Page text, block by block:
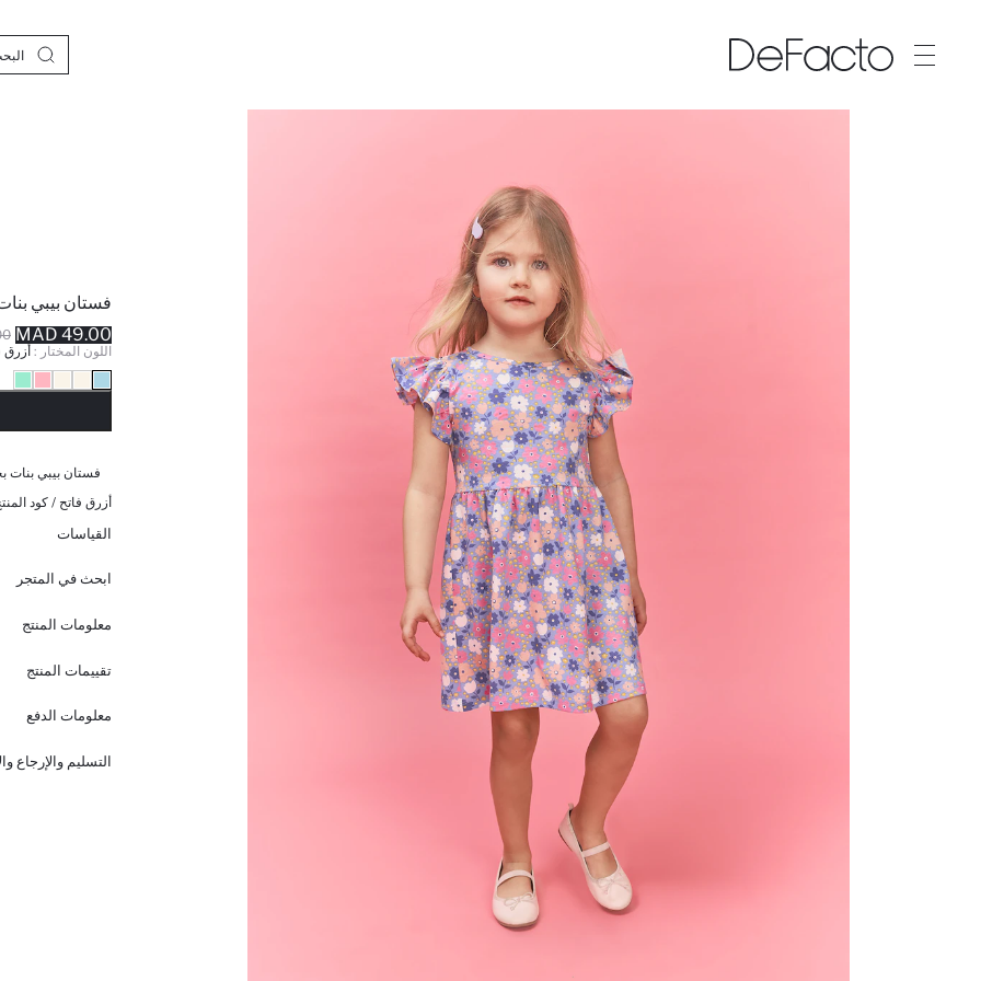
فستان بيبي
49.00 MAD
اللون المختار : أزرق
فستان بيبي بنات
أزرق فاتح / كود
القياسات
ابحث في المتجر
معلومات المنتج
تقييمات المنتج
معلومات الدفع
التسليم والإرجاع